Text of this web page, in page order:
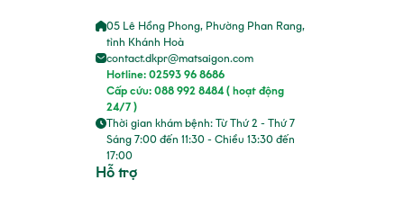
05 Lê Hồng Phong, Phường Phan Rang,
tỉnh Khánh Hoà
contact.dkpr@matsaigon.com
Hotline: 02593 96 8686
Cấp cứu: 088 992 8484 ( hoạt động
24/7 )
Thời gian khám bệnh: Từ Thứ 2 - Thứ 7
Sáng 7:00 đến 11:30 - Chiều 13:30 đến
17:00
Hỗ trợ